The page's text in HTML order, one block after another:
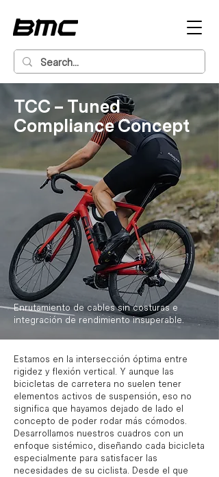
TCC – Tuned
Compliance Concept
Enrutamiento de cables sin costuras e
integración de rendimiento insuperable.
Estamos en la intersección óptima entre
rigidez y flexión vertical. Y aunque las
bicicletas de carretera no suelen tener
elementos activos de suspensión, eso no
significa que hayamos dejado de lado el
concepto de poder rodar más cómodos.
Desarrollamos nuestros cuadros con un
enfoque sistémico, diseñando cada bicicleta
especialmente para satisfacer las
necesidades de su ciclista. Desde el que